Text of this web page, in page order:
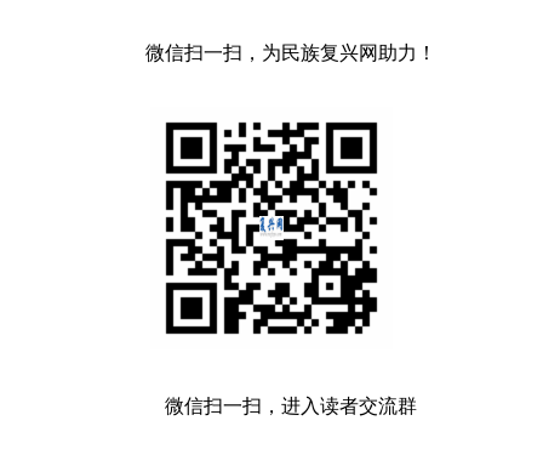
微信扫一扫，为民族复兴网助力！
微信扫一扫，进入读者交流群